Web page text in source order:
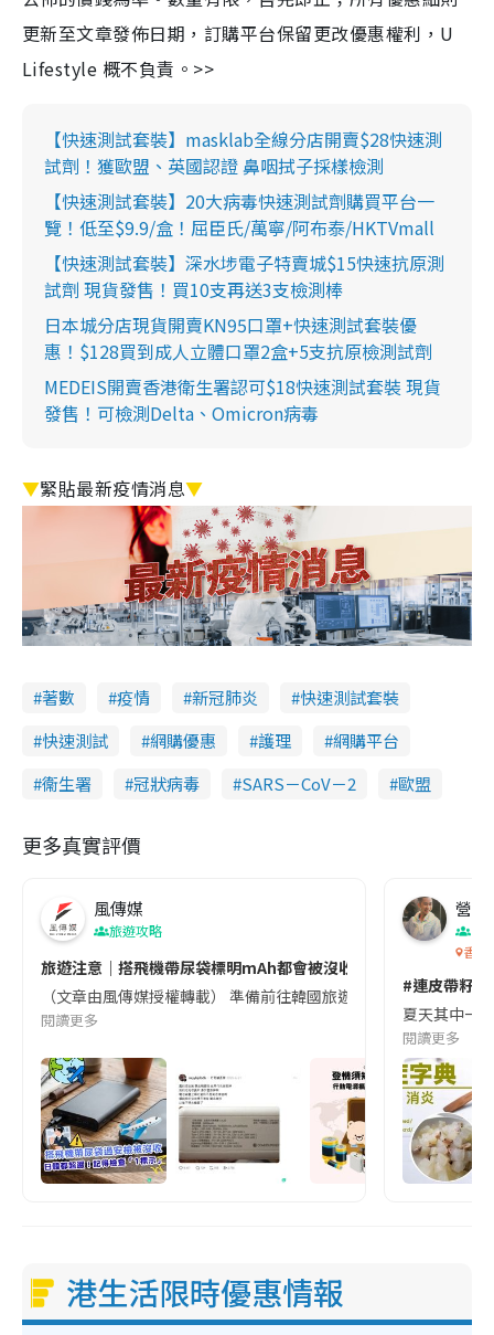
更新至文章發佈日期，訂購平台保留更改優惠權利，U
Lifestyle 概不負責。>>
【快速測試套裝】masklab全線分店開賣$28快速測
試劑！獲歐盟、英國認證 鼻咽拭子採樣檢測
【快速測試套裝】20大病毒快速測試劑購買平台一
覽！低至$9.9/盒！屈臣氏/萬寧/阿布泰/HKTVmall
【快速測試套裝】深水埗電子特賣城$15快速抗原測
試劑 現貨發售！買10支再送3支檢測棒
日本城分店現貨開賣KN95口罩+快速測試套裝優
惠！$128買到成人立體口罩2盒+5支抗原檢測試劑
MEDEIS開賣香港衛生署認可$18快速測試套裝 現貨
發售！可檢測Delta、Omicron病毒
▼緊貼最新疫情消息▼
著數 疫情 新冠肺炎
快速測試套裝
快速測試
網購優惠 護理
網購平台
衞生署
冠狀病毒 SARS－CoV－2 歐盟
更多真實評價
風傳媒
旅遊攻略
旅遊注意｜搭飛機帶尿袋標明mAh都會被沒收😱出發前切記檢查
（文章由風傳媒授權轉載） 準備前往韓國旅遊的民眾，近期要
閱讀更多
營養
香港
#連皮帶籽
夏天其中一
閱讀更多
港生活限時優惠情報